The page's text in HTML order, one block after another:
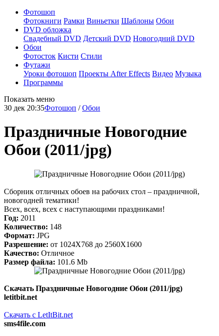
Фотошоп
Фотокниги Рамки Виньетки Шаблоны Обои
DVD обложка
Свадебный DVD Детский DVD Новогодний DVD
Обои
Фотосток Кисти Стили
Футажи
Уроки фотошоп Проекты After Effects Видео Музыка
Программы
Показать меню
30 дек 20:35Фотошоп /Обои
Праздничные Новогодние
Обои (2011/jpg)
Сборник отличных обоев на рабочих стол – праздничной,
новогодней тематики!
Всех, всех, всех с наступающими праздниками!
Год: 2011
Количество: 148
Формат: JPG
Разрешение: от 1024X768 до 2560X1600
Качество: Отличное
Размер файла: 101.6 Mb
Скачать Праздничные Новогодние Обои (2011/jpg)
letitbit.net
Скачать с LetItBit.net
sms4file.com